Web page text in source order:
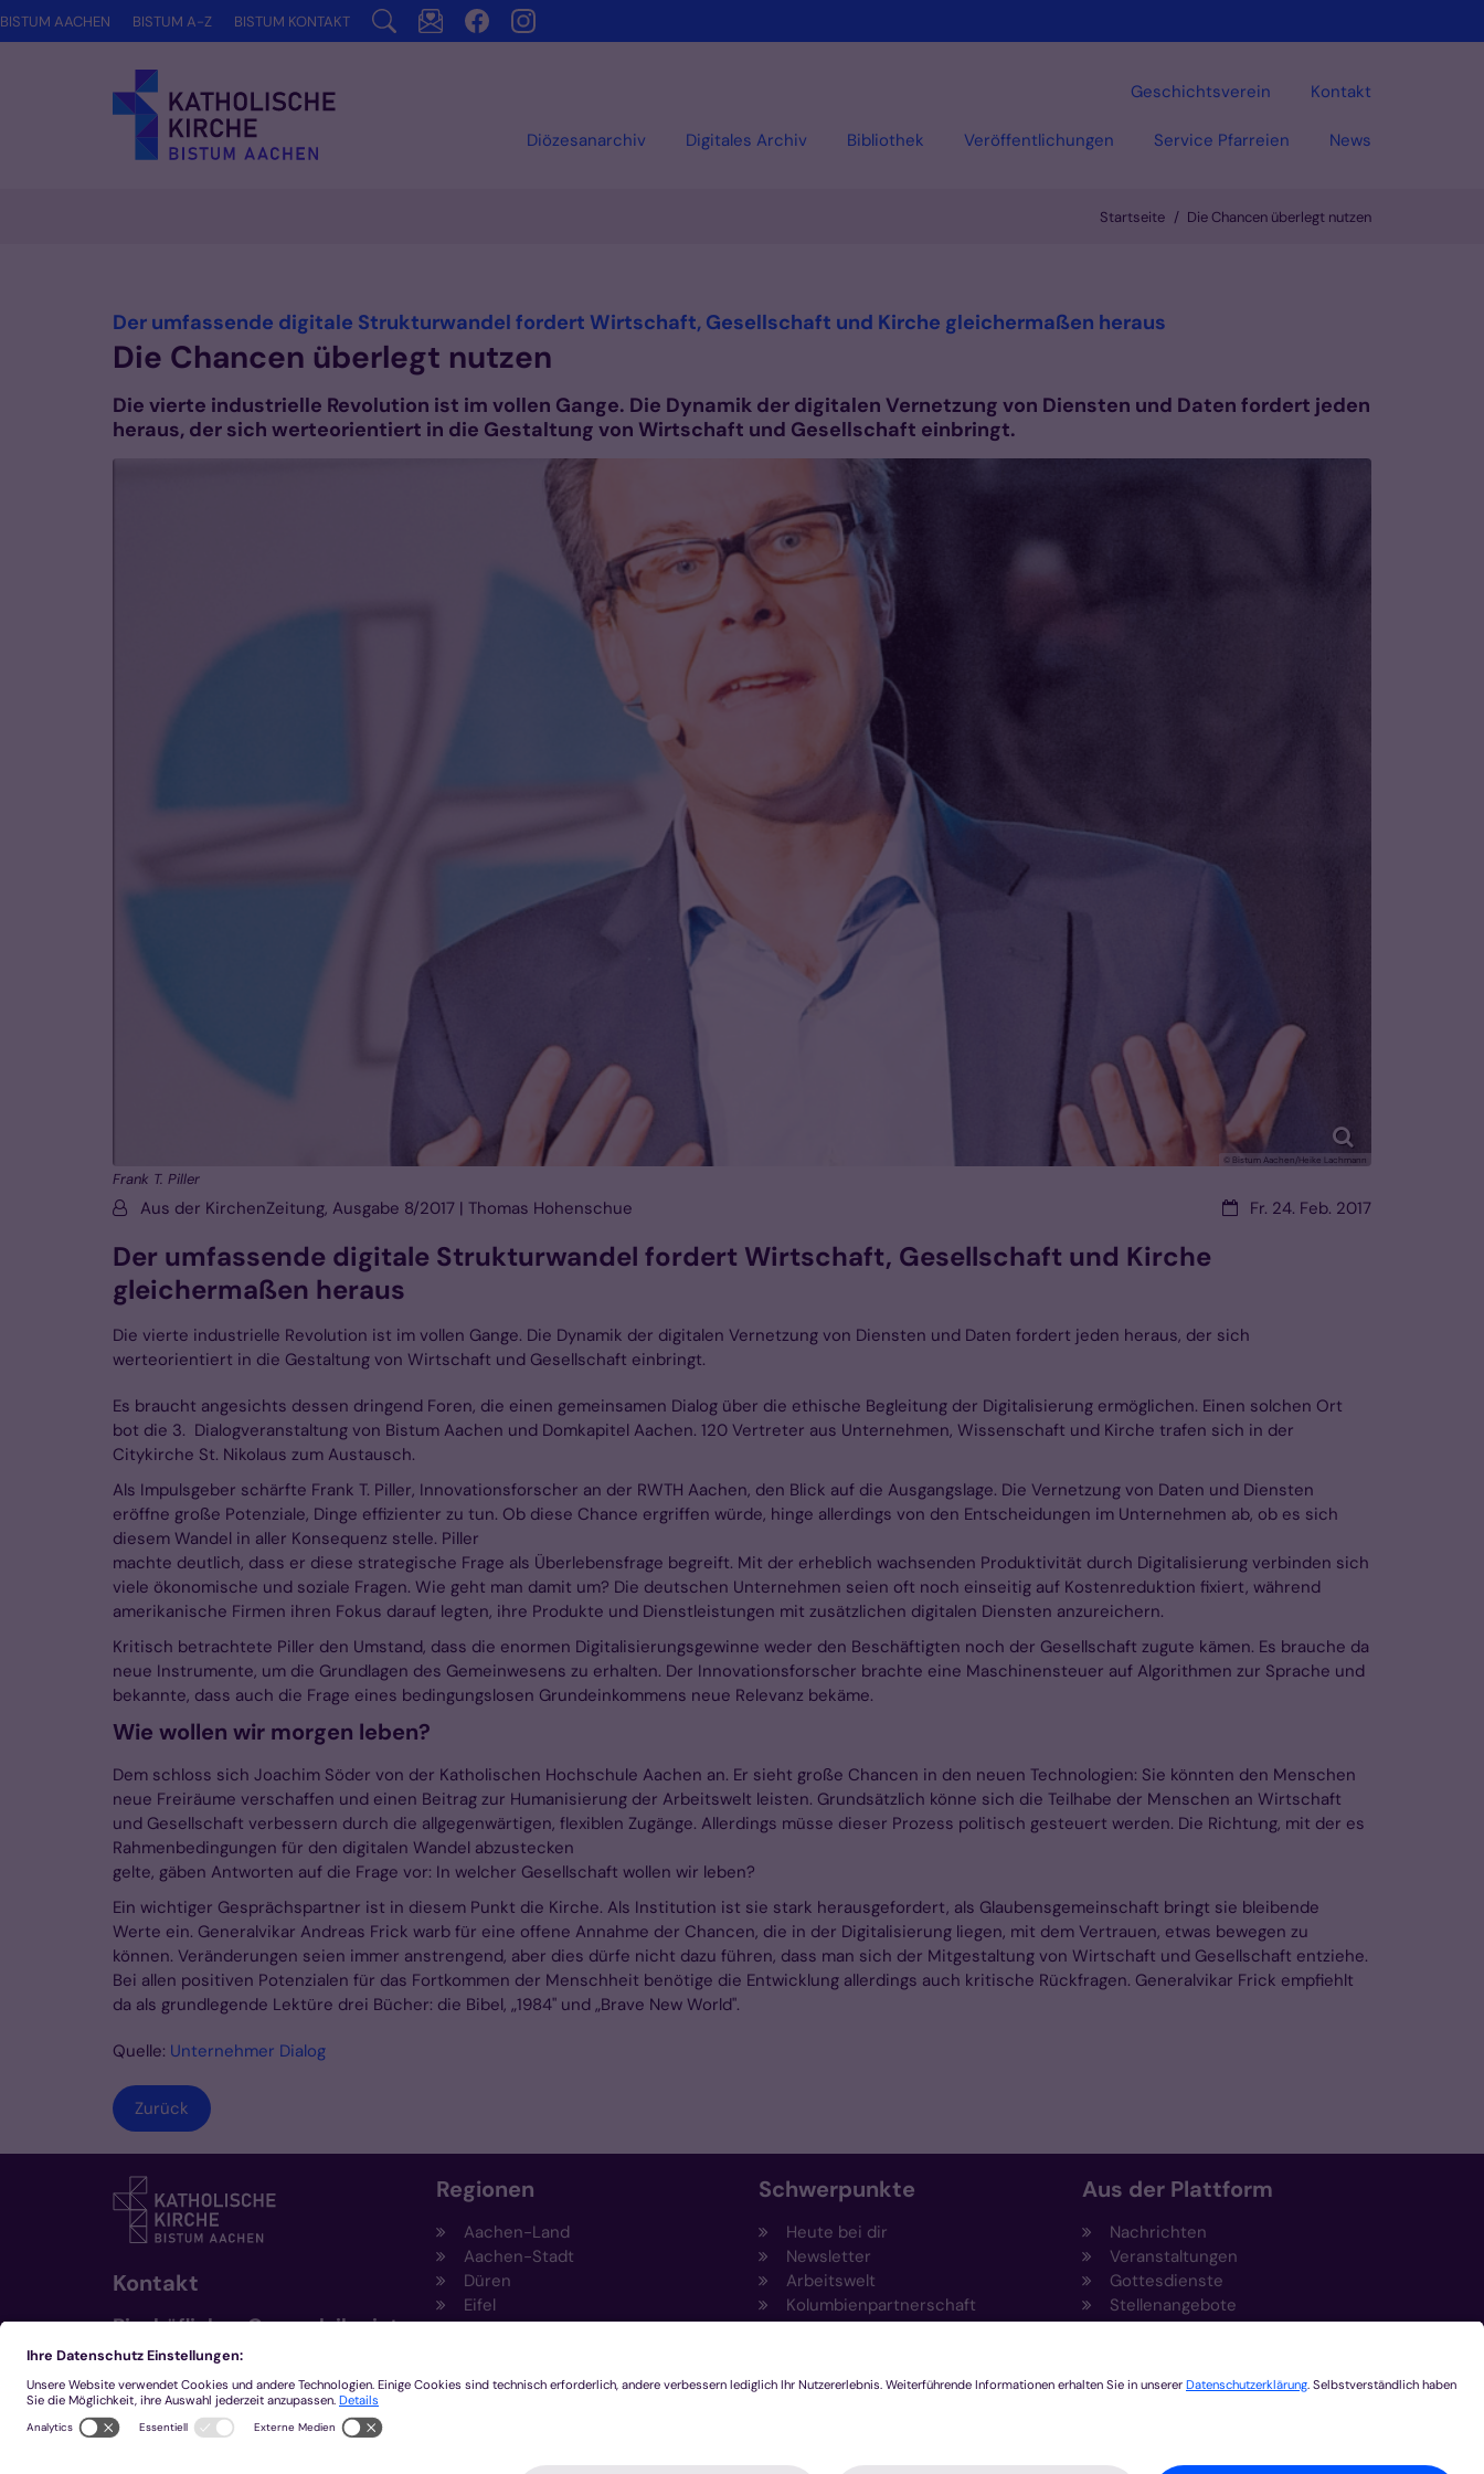
Zum Inhalt springen
Diözesanarchiv Digitales Archiv Bibliothek Veröffentlichungen Service Pfarreien News
Geschichtsverein Kontakt
BISTUM AACHEN BISTUM A-Z BISTUM KONTAKT
Startseite Die Chancen überlegt nutzen
Der umfassende digitale Strukturwandel fordert Wirtschaft, Gesellschaft und Kirche gleichermaßen heraus
Die Chancen überlegt nutzen
Die vierte industrielle Revolution ist im vollen Gange. Die Dynamik der digitalen Vernetzung von Diensten und Daten fordert jeden
heraus, der sich werteorientiert in die Gestaltung von Wirtschaft und Gesellschaft einbringt.
© Bistum Aachen/Heike Lachmann
Frank T. Piller
Datum:Fr. 24. Feb. 2017
Von:Aus der KirchenZeitung, Ausgabe 8/2017 | Thomas Hohenschue
Der umfassende digitale Strukturwandel fordert Wirtschaft, Gesellschaft und Kirche
gleichermaßen heraus
Die vierte industrielle Revolution ist im vollen Gange. Die Dynamik der digitalen Vernetzung von Diensten und Daten fordert jeden heraus, der sich
werteorientiert in die Gestaltung von Wirtschaft und Gesellschaft einbringt.
Es braucht angesichts dessen dringend Foren, die einen gemeinsamen Dialog über die ethische Begleitung der Digitalisierung ermöglichen. Einen solchen Ort
bot die 3. Dialogveranstaltung von Bistum Aachen und Domkapitel Aachen. 120 Vertreter aus Unternehmen, Wissenschaft und Kirche trafen sich in der
Citykirche St. Nikolaus zum Austausch.
Als Impulsgeber schärfte Frank T. Piller, Innovationsforscher an der RWTH Aachen, den Blick auf die Ausgangslage. Die Vernetzung von Daten und Diensten
eröffne große Potenziale, Dinge effizienter zu tun. Ob diese Chance ergriffen würde, hinge allerdings von den Entscheidungen im Unternehmen ab, ob es sich
diesem Wandel in aller Konsequenz stelle. Piller
machte deutlich, dass er diese strategische Frage als Überlebensfrage begreift. Mit der erheblich wachsenden Produktivität durch Digitalisierung verbinden sich
viele ökonomische und soziale Fragen. Wie geht man damit um? Die deutschen Unternehmen seien oft noch einseitig auf Kostenreduktion fixiert, während
amerikanische Firmen ihren Fokus darauf legten, ihre Produkte und Dienstleistungen mit zusätzlichen digitalen Diensten anzureichern.
Kritisch betrachtete Piller den Umstand, dass die enormen Digitalisierungsgewinne weder den Beschäftigten noch der Gesellschaft zugute kämen. Es brauche da
neue Instrumente, um die Grundlagen des Gemeinwesens zu erhalten. Der Innovationsforscher brachte eine Maschinensteuer auf Algorithmen zur Sprache und
bekannte, dass auch die Frage eines bedingungslosen Grundeinkommens neue Relevanz bekäme.
Wie wollen wir morgen leben?
Dem schloss sich Joachim Söder von der Katholischen Hochschule Aachen an. Er sieht große Chancen in den neuen Technologien: Sie könnten den Menschen
neue Freiräume verschaffen und einen Beitrag zur Humanisierung der Arbeitswelt leisten. Grundsätzlich könne sich die Teilhabe der Menschen an Wirtschaft
und Gesellschaft verbessern durch die allgegenwärtigen, flexiblen Zugänge. Allerdings müsse dieser Prozess politisch gesteuert werden. Die Richtung, mit der es
Rahmenbedingungen für den digitalen Wandel abzustecken
gelte, gäben Antworten auf die Frage vor: In welcher Gesellschaft wollen wir leben?
Ein wichtiger Gesprächspartner ist in diesem Punkt die Kirche. Als Institution ist sie stark herausgefordert, als Glaubensgemeinschaft bringt sie bleibende
Werte ein. Generalvikar Andreas Frick warb für eine offene Annahme der Chancen, die in der Digitalisierung liegen, mit dem Vertrauen, etwas bewegen zu
können. Veränderungen seien immer anstrengend, aber dies dürfe nicht dazu führen, dass man sich der Mitgestaltung von Wirtschaft und Gesellschaft entziehe.
Bei allen positiven Potenzialen für das Fortkommen der Menschheit benötige die Entwicklung allerdings auch kritische Rückfragen. Generalvikar Frick empfiehlt
da als grundlegende Lektüre drei Bücher: die Bibel, „1984" und „Brave New World".
Quelle: Unternehmer Dialog
Zurück
Kontakt
Bischöfliches Generalvikariat
Aachen
+49 241 452-0
kommunikation@bistum-
aachen.de
Regionen
Aachen-Land
Aachen-Stadt
Düren
Eifel
Heinsberg
Krefeld
Schwerpunkte
Heute bei dir
Newsletter
Arbeitswelt
Kolumbienpartnerschaft
Umweltportal
Fundraising
Aus der Plattform
Nachrichten
Veranstaltungen
Gottesdienste
Stellenangebote
Kirchenzeitung
Rechtsdatenbank